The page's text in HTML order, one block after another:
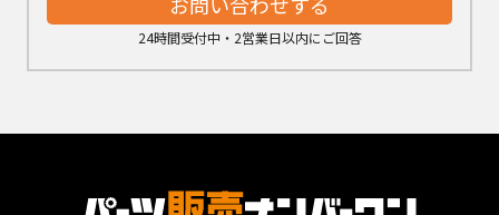
24時間受付中・2営業日以内にご回答